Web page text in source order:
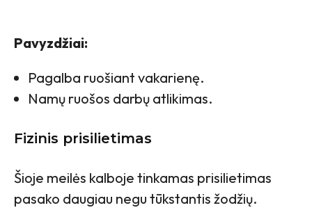
Pavyzdžiai:
Pagalba ruošiant vakarienę.
Namų ruošos darbų atlikimas.
Fizinis prisilietimas
Šioje meilės kalboje tinkamas prisilietimas
pasako daugiau negu tūkstantis žodžių.